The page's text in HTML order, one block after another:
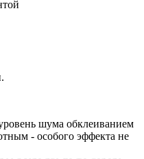
шума обклеиванием
- особого эффекта не